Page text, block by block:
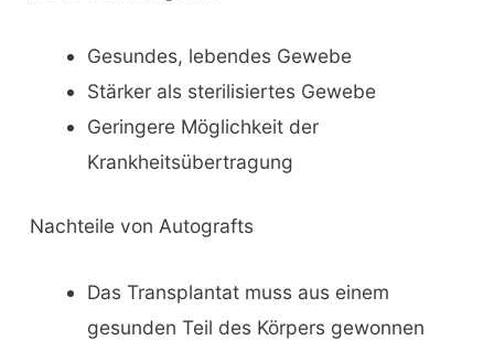
Gesundes, lebendes Gewebe
Stärker als sterilisiertes Gewebe
Geringere Möglichkeit der
Krankheitsübertragung
Nachteile von Autografts
Das Transplantat muss aus einem
gesunden Teil des Körpers gewonnen